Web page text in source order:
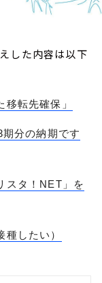
えした内容は以下
移転先確保」
分の納期です
スタ！NET」を
したい）